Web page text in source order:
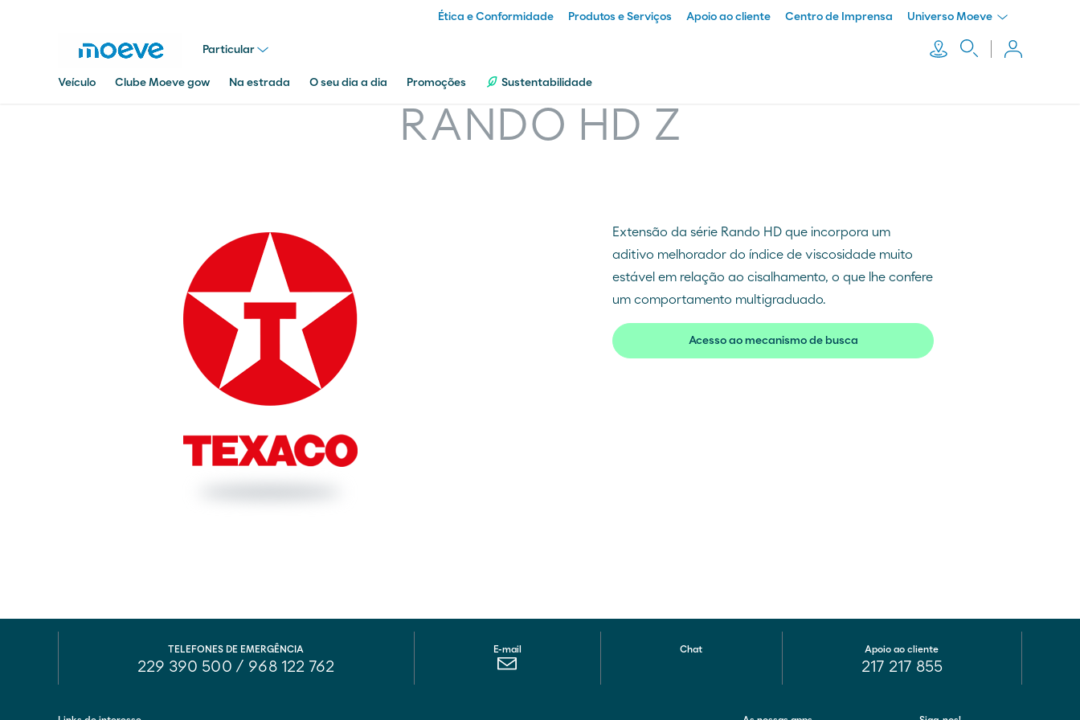
Ética e Conformidade Produtos e Serviços Apoio ao cliente Centro de Imprensa Universo Moeve
Particular
Veículo Clube Moeve gow Na estrada O seu dia a dia Promoções Sustentabilidade
Empresa
RANDO HD Z
Extensão da série Rando HD que incorpora um
aditivo melhorador do índice de viscosidade muito
estável em relação ao cisalhamento, o que lhe confere
um comportamento multigraduado.
Acesso ao mecanismo de busca
TELEFONES DE EMERGÊNCIA
229 390 500 / 968 122 762
E-mail Chat Apoio ao cliente
217 217 855